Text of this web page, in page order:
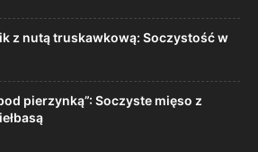
z nutą truskawkową: Soczystość w
pierzynką”: Soczyste mięso z